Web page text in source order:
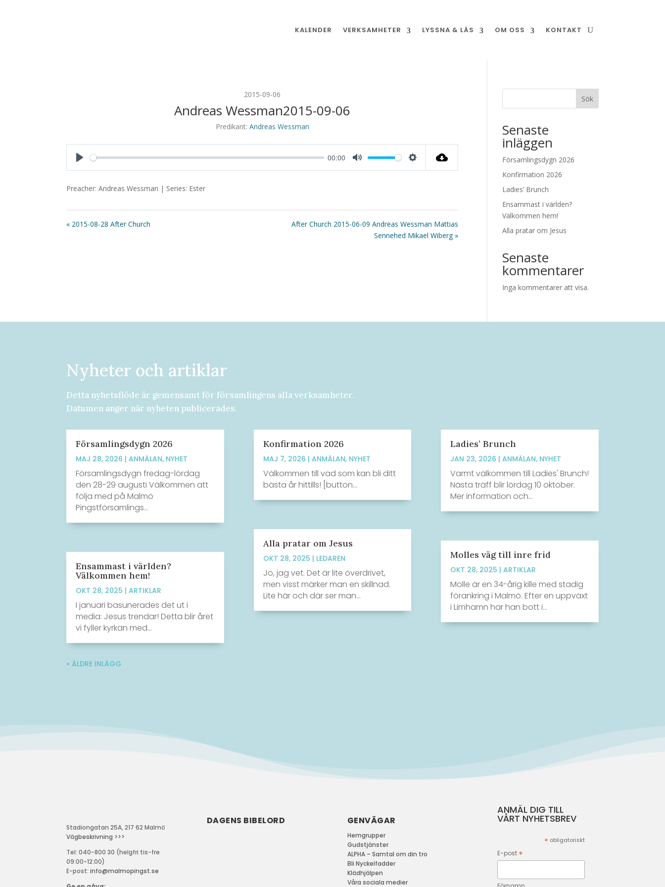
KALENDER VERKSAMHETER LYSSNA & LÄS OM OSS KONTAKT
2015-09-06
Andreas Wessman2015-09-06
Predikant: Andreas Wessman
00:00
Preacher: Andreas Wessman | Series: Ester
« 2015-08-28 After Church
After Church 2015-06-09 Andreas Wessman Mattias
Sennehed Mikael Wiberg »
Sök
Senaste
inläggen
Församlingsdygn 2026
Konfirmation 2026
Ladies’ Brunch
Ensammast i världen?
Välkommen hem!
Alla pratar om Jesus
Senaste
kommentarer
Inga kommentarer att visa.
Nyheter och artiklar
Detta nyhetsflöde är gemensamt för församlingens alla verksamheter.
Datumen anger när nyheten publicerades.
Församlingsdygn 2026
MAJ 28, 2026 |ANMÄLAN, NYHET
Församlingsdygn fredag-lördag
den 28-29 augusti Välkommen att
följa med på Malmö
Pingstförsamlings...
Ensammast i världen?
Välkommen hem!
OKT 28, 2025 |ARTIKLAR
I januari basunerades det ut i
media: Jesus trendar! Detta blir året
vi fyller kyrkan med...
Konfirmation 2026
MAJ 7, 2026 | ANMÄLAN, NYHET
Välkommen till vad som kan bli ditt
bästa år hittills! [button...
Alla pratar om Jesus
OKT 28, 2025 | LEDAREN
Jo, jag vet. Det är lite överdrivet,
men visst märker man en skillnad.
Lite här och där ser man...
Ladies’ Brunch
JAN 23, 2026 | ANMÄLAN, NYHET
Varmt välkommen till Ladies' Brunch!
Nästa träff blir lördag 10 oktober.
Mer information och...
Molles väg till inre frid
OKT 28, 2025 | ARTIKLAR
Molle är en 34-årig kille med stadig
förankring i Malmö. Efter en uppväxt
i Limhamn har han bott i...
« ÄLDRE INLÄGG
Stadiongatan 25A, 217 62 Malmö
Vägbeskrivning >>>
Tel: 040-800 30 (helgfri tis-fre
09:00-12:00)
E-post:info@malmopingst.se
DAGENS BIBELORD GENVÄGAR
Hemgrupper
Gudstjänster
ALPHA – Samtal om din tro
Bli Nyckelfadder
Klädhjälpen
Våra sociala medier
ANMÄL DIG TILL
VÅRT NYHETSBREV
* obligatoriskt
E-post *